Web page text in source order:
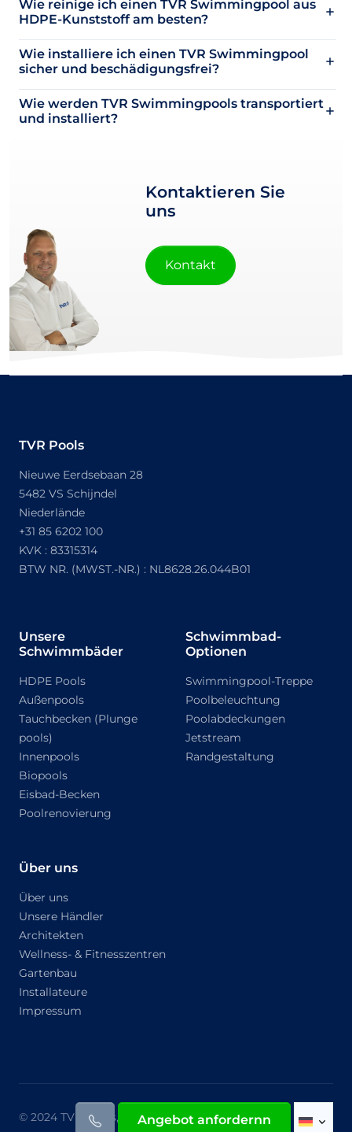
Wie reinige ich einen TVR Swimmingpool aus
HDPE-Kunststoff am besten?
Wie installiere ich einen TVR Swimmingpool
sicher und beschädigungsfrei?
Wie werden TVR Swimmingpools transportiert
und installiert?
Kontaktieren Sie
uns
Kontakt
TVR Pools
Nieuwe Eerdsebaan 28
5482 VS Schijndel
Niederlände
+31 85 6202 100
KVK : 83315314
BTW NR. (MWST.-NR.) : NL8628.26.044B01
Unsere
Schwimmbäder
HDPE Pools
Außenpools
Tauchbecken (Plunge
pools)
Innenpools
Biopools
Eisbad-Becken
Poolrenovierung
Schwimmbad-
Optionen
Swimmingpool-Treppe
Poolbeleuchtung
Poolabdeckungen
Jetstream
Randgestaltung
Über uns
Über uns
Unsere Händler
Architekten
Wellness- & Fitnesszentren
Gartenbau
Installateure
Impressum
© 2024 TVR Pools, All rights reserved.
Angebot anfordernn